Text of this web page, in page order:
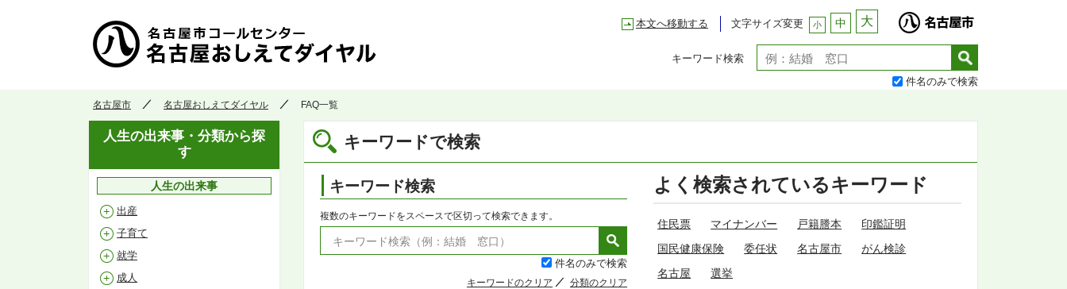
本文へ移動する 文字サイズ変更 小 中 大
キーワード検索
件名のみで検索
名古屋市 名古屋おしえてダイヤル FAQ一覧
キーワードで検索
キーワード検索
複数のキーワードをスペースで区切って検索できます。
件名のみで検索
キーワードのクリア 分類のクリア
よく検索されているキーワード
住民票 マイナンバー 戸籍謄本
印鑑証明
国民健康保険
委任状 名古屋市
がん検診
名古屋
選挙
人生の出来事・分類から探
す
人生の出来事
出産
子育て
就学
成人